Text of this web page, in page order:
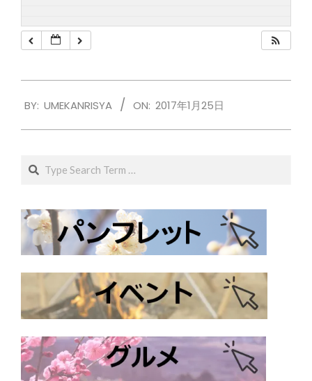
01-
BY: UMEKANRISYA ON: 2017年1月25日
Search